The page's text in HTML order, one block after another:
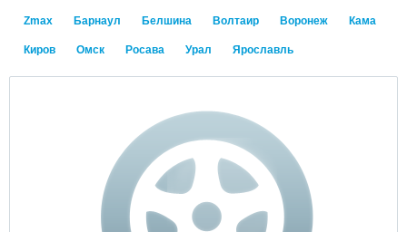
Zmax Барнаул Белшина Волтаир Воронеж Кама
Киров Омск Росава Урал Ярославль